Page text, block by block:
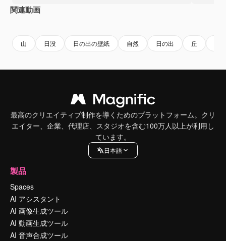
関連動画
山 日没 日の出の壁紙 自然 日の出 丘
最高のクリエイティブ制作を導くためのプラットフォーム。クリ
エイター、企業、代理店、スタジオを含む100万人以上が利用し
ています。
日本語
製品
Spaces
AI アシスタント
AI 画像生成ツール
AI 動画生成ツール
AI 音声合成ツール